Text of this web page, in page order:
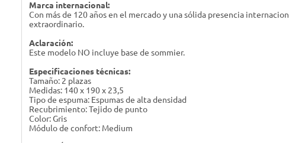
Marca internacional:
Con más de 120 años en el mercado y una sólida presencia
extraordinario.
Aclaración:
Este modelo NO incluye base de sommier.
Especificaciones técnicas:
Tamaño: 2 plazas
Medidas: 140 x 190 x 23,5
Tipo de espuma: Espumas de alta densidad
Recubrimiento: Tejido de punto
Color: Gris
Módulo de confort: Medium